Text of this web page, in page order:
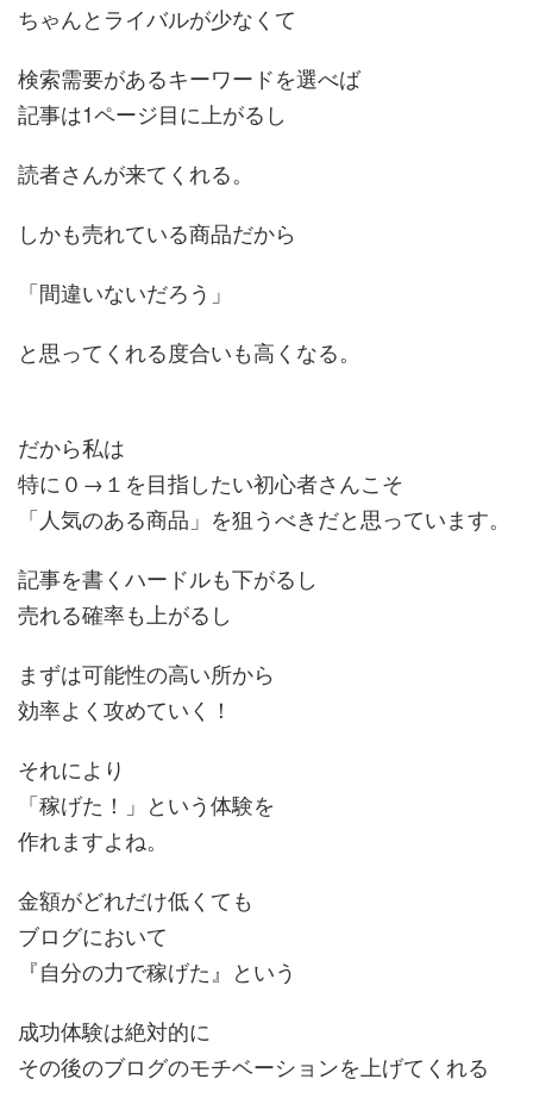
ちゃんとライバルが少なくて
検索需要があるキーワードを選べば
記事は1ページ目に上がるし
読者さんが来てくれる。
しかも売れている商品だから
「間違いないだろう」
と思ってくれる度合いも高くなる。
だから私は
特に０→１を目指したい初心者さんこそ
「人気のある商品」を狙うべきだと思っています。
記事を書くハードルも下がるし
売れる確率も上がるし
まずは可能性の高い所から
効率よく攻めていく！
それにより
「稼げた！」という体験を
作れますよね。
金額がどれだけ低くても
ブログにおいて
『自分の力で稼げた』という
成功体験は絶対的に
その後のブログのモチベーションを上げてくれる